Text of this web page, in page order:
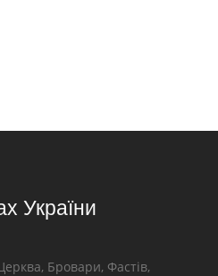
України
Бровари, Фастів,